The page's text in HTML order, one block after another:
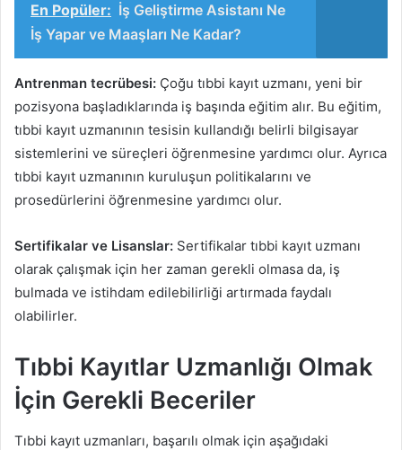
En Popüler: İş Geliştirme Asistanı Ne
İş Yapar ve Maaşları Ne Kadar?
Antrenman tecrübesi: Çoğu tıbbi kayıt uzmanı, yeni bir
pozisyona başladıklarında iş başında eğitim alır. Bu eğitim,
tıbbi kayıt uzmanının tesisin kullandığı belirli bilgisayar
sistemlerini ve süreçleri öğrenmesine yardımcı olur. Ayrıca
tıbbi kayıt uzmanının kuruluşun politikalarını ve
prosedürlerini öğrenmesine yardımcı olur.
Sertifikalar ve Lisanslar: Sertifikalar tıbbi kayıt uzmanı
olarak çalışmak için her zaman gerekli olmasa da, iş
bulmada ve istihdam edilebilirliği artırmada faydalı
olabilirler.
Tıbbi Kayıtlar Uzmanlığı Olmak
İçin Gerekli Beceriler
Tıbbi kayıt uzmanları, başarılı olmak için aşağıdaki